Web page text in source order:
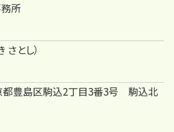
所
さとし）
都豊島区駒込2丁目3番3号 駒込北